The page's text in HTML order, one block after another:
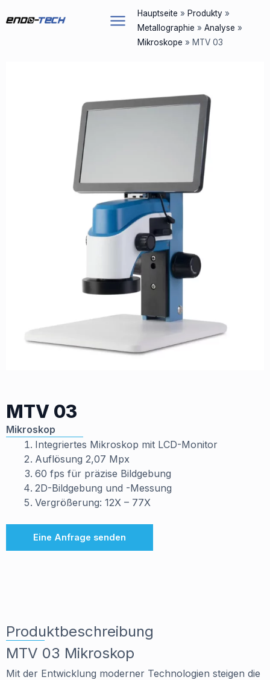
Inhalt
Hauptseite » Produkty »
Metallographie »Analyse »
Mikroskope » MTV 03
MTV 03
Mikroskop
Integriertes Mikroskop mit LCD-Monitor
Auflösung 2,07 Mpx
60 fps für präzise Bildgebung
2D-Bildgebung und -Messung
Vergrößerung: 12X – 77X
Eine Anfrage senden
Produktbeschreibung
MTV 03 Mikroskop
Mit der Entwicklung moderner Technologien steigen die